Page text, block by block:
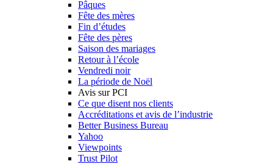
Pâques
Fête des mères
Fin d’études
Fête des pères
Saison des mariages
Retour à l’école
Vendredi noir
La période de Noël
Avis sur PCI
Ce que disent nos clients
Accréditations et avis de l’industrie
Better Business Bureau
Yahoo
Viewpoints
Trust Pilot